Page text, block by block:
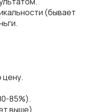
(бывает
цену.
85%).
выше).